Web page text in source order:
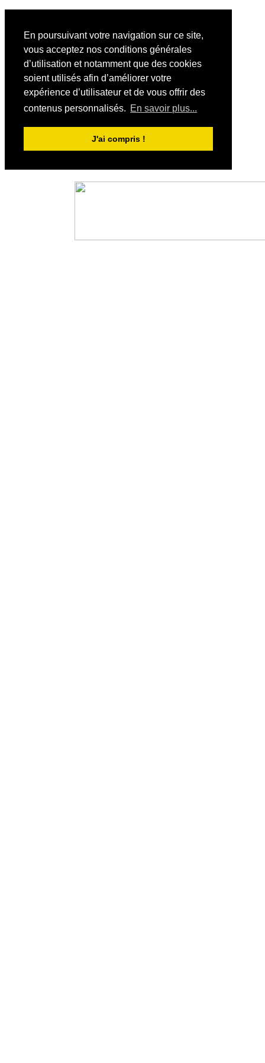
En poursuivant votre navigation sur ce site,
vous acceptez nos conditions générales
d’utilisation et notamment que des cookies
soient utilisés afin d’améliorer votre
expérience d’utilisateur et de vous offrir des
contenus personnalisés. En savoir plus...
J'ai compris !